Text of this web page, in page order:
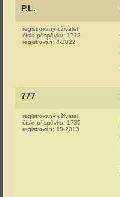
P.L.
registrovaný uživatel
číslo příspěvku: 1713
registrován: 4-2022
777
registrovaný uživatel
číslo příspěvku: 1735
registrován: 10-2013